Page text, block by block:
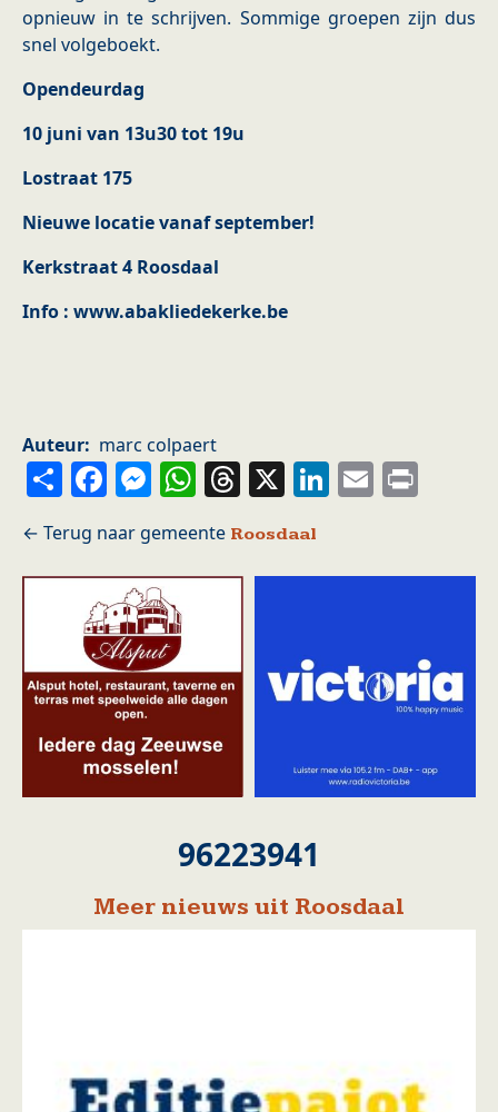
opnieuw in te schrijven. Sommige groepen zijn dus
snel volgeboekt.
Opendeurdag
10 juni van 13u30 tot 19u
Lostraat 175
Nieuwe locatie vanaf september!
Kerkstraat 4 Roosdaal
Info : www.abakliedekerke.be
Auteur marc colpaert
ShareFacebook
Messenger
WhatsApp
Threads
X LinkedIn
Email
Roosdaal
96223941
Meer nieuws uit Roosdaal